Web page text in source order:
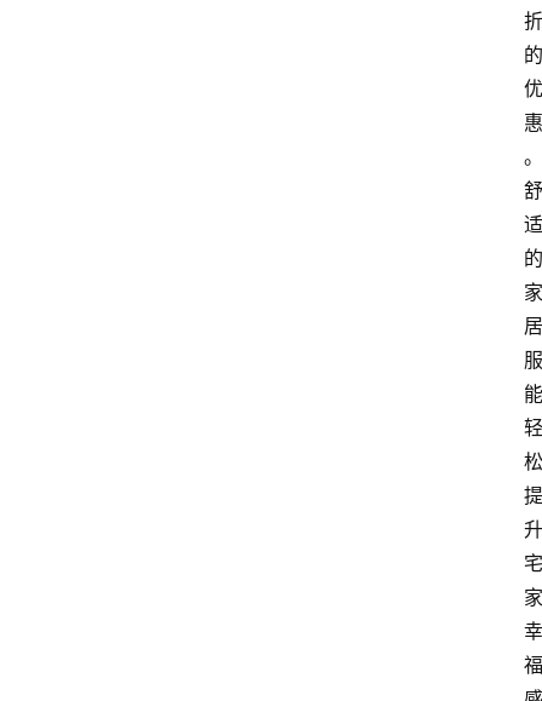
折
的
优
惠
。
舒
适
的
家
居
服
能
轻
松
提
升
宅
家
幸
福